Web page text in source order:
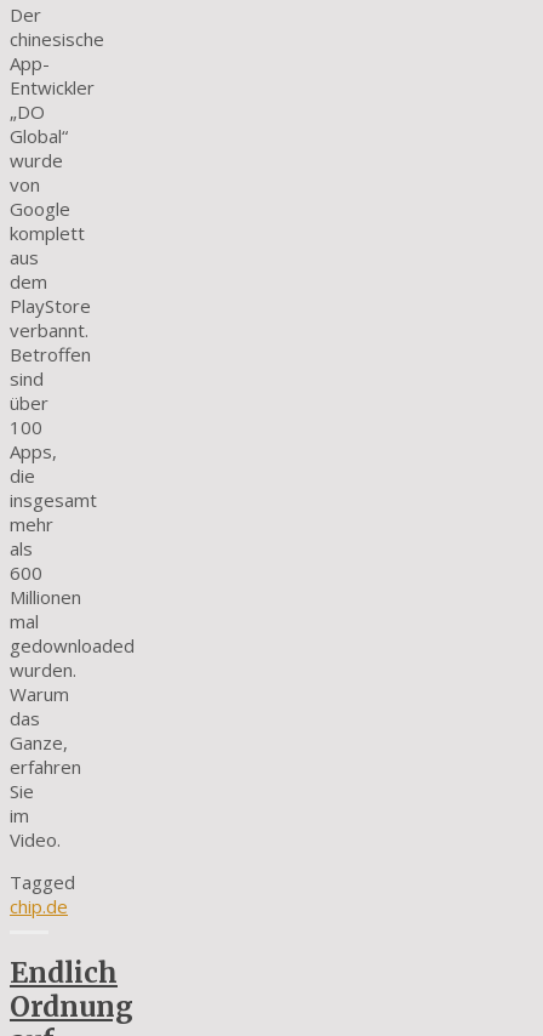
Der
chinesische
App-
Entwickler
„DO
Global“
wurde
von
Google
komplett
aus
dem
PlayStore
verbannt.
Betroffen
sind
über
100
Apps,
die
insgesamt
mehr
als
600
Millionen
mal
gedownloaded
wurden.
Warum
das
Ganze,
erfahren
Sie
im
Video.
Tagged
chip.de
Endlich
Ordnung